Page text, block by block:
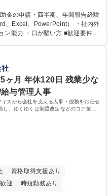
くはリーダーやマネージャーポ
【総務・人事グルー
動 ・教育研修の企画、実行 ・勤
議運営（評議員会、理事会） ・
、相談対応 ・その他日常の総務
金の申請・四半期、年間報告経験
、Excel、PowerPoint） ・社内外
・口が堅い方 ■歓迎要件
社
ヶ月 年休120日 残業少な
与管理人事
スから会社を支える人事・総務をお任せ
、ゆくゆくは制度改定などのコア業務
資格取得支援あり
迎
時短勤務あり